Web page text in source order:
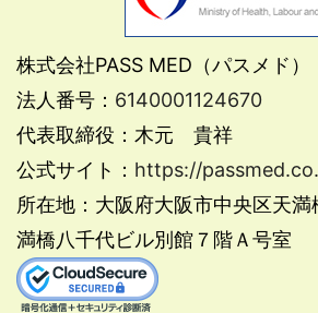
株式会社PASS MED（パスメド）
法人番号： 6140001124670
代表取締役：木元 貴祥
公式サイト： https://
所在地：大阪府大阪市中央区天
満橋八千代ビル別館７階Ａ号室